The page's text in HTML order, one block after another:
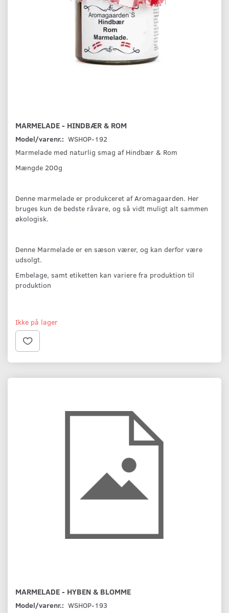
MARMELADE - HINDBÆR & ROM
Model/varenr.: WSHOP-192
Marmelade med naturlig smag af Hindbær & Rom
Mængde 200g
Denne marmelade er produkceret af Aromagaarden. Her
bruges kun de bedste råvare, og så vidt muligt alt sammen
økologisk.
Denne Marmelade er en sæson værer, og kan derfor være
udsolgt.
Embelage, samt etiketten kan variere fra produktion til
produktion
Ikke på lager
MARMELADE - HYBEN & BLOMME
Model/varenr.: WSHOP-193